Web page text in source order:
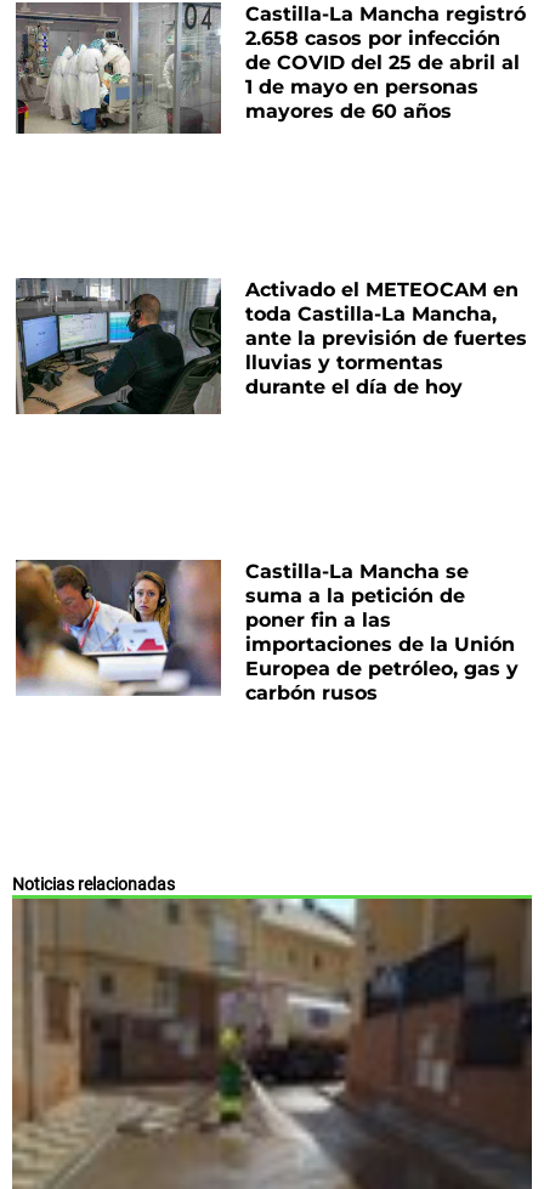
Castilla-La Mancha registró
2.658 casos por infección
de COVID del 25 de abril al
1 de mayo en personas
mayores de 60 años
Activado el METEOCAM en
toda Castilla-La Mancha,
ante la previsión de fuertes
lluvias y tormentas
durante el día de hoy
Castilla-La Mancha se
suma a la petición de
poner fin a las
importaciones de la Unión
Europea de petróleo, gas y
carbón rusos
Noticias relacionadas